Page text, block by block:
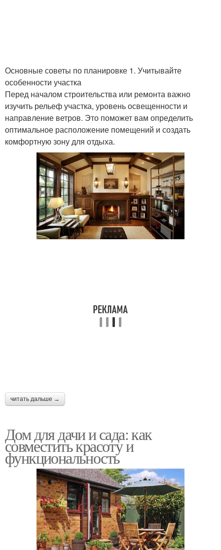
Основные советы по планировке 1. Учитывайте
особенности участка
Перед началом строительства или ремонта важно
изучить рельеф участка, уровень освещенности и
направление ветров. Это поможет вам определить
оптимальное расположение помещений и создать
комфортную зону для отдыха.
читать дальше →
Дом для дачи и сада: как
совместить красоту и
функциональность